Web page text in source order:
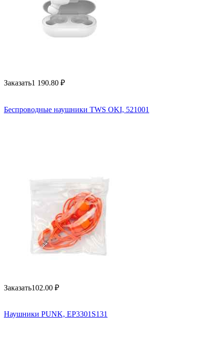
Заказать1 190.80 ₽
Беспроводные наушники TWS OKI, 521001
Заказать102.00 ₽
Наушники PUNK, EP3301S131